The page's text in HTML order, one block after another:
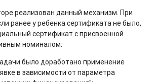
реализован данный механизм. При
ранее у ребенка сертификата не было,
сертификат с присвоенной
номиналом.
было доработано применение
в зависимости от параметра